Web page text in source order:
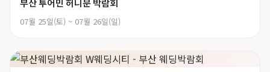
부산 투어민 허니문 박람회
07월 25일(토) ~ 07월 26일(일)